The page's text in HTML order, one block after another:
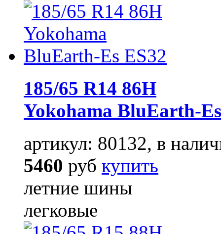
185/65 R14 86H
Yokohama BluEarth-
артикул: 80132, в
5460 руб купить
летние шины
легковые